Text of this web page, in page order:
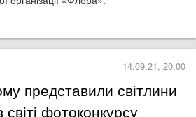
представили світлини
фотоконкурсу